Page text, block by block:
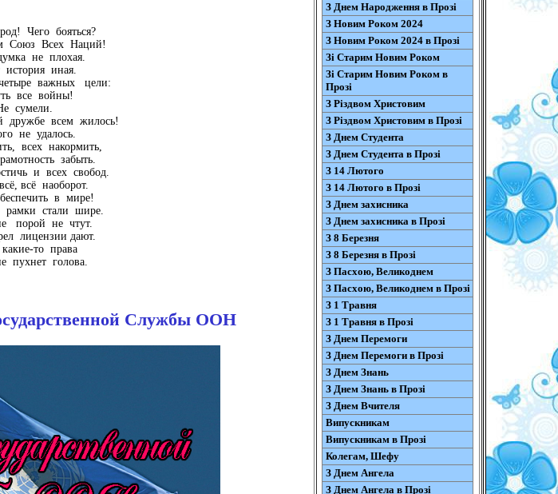
Чего бояться?
Союз Всех Наций!
не плохая.
иная.
важных цели:
все войны!
сумели.
дружбе всем жилось!
не удалось.
всех накормить,
забыть.
и всех свобод.
всё наоборот.
в мире!
рамки стали шире.
порой не чтут.
лицензии дают.
то права
пухнет голова.
Службы ООН
З Днем Народження в Прозі
З Новим Роком 2024
З Новим Роком 2024 в Прозі
Зі Старим Новим Роком
Зі Старим Новим Роком в
Прозі
З Різдвом Христовим
З Різдвом Христовим в Прозі
З Днем Студента
З Днем Студента в Прозі
З 14 Лютого
З 14 Лютого в Прозі
З Днем захисника
З Днем захисника в Прозі
З 8 Березня
З 8 Березня в Прозі
З Пасхою, Великоднем
З Пасхою, Великоднем в Прозі
З 1 Травня
З 1 Травня в Прозі
З Днем Перемоги
З Днем Перемоги в Прозі
З Днем Знань
З Днем Знань в Прозі
З Днем Вчителя
Випускникам
Випускникам в Прозі
Колегам, Шефу
З Днем Ангела
З Днем Ангела в Прозі